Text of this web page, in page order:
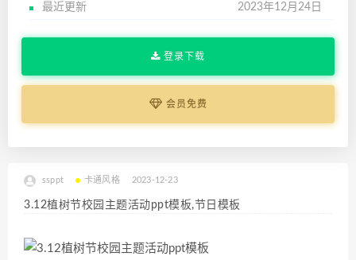
最近更新 2023年12月24日
登录下载
会员免费
ssppt 卡通风格 2023-12-23
3.12植树节校园主题活动ppt模板,节日模板